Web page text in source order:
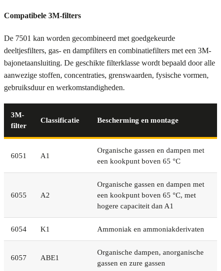
Compatibele 3M-filters
De 7501 kan worden gecombineerd met goedgekeurde
deeltjesfilters, gas- en dampfilters en combinatiefilters met een 3M-
bajonetaansluiting. De geschikte filterklasse wordt bepaald door alle
aanwezige stoffen, concentraties, grenswaarden, fysische vormen,
gebruiksduur en werkomstandigheden.
3M-
filter
Classificatie Bescherming en montage
6051 A1
Organische gassen en dampen met
een kookpunt boven 65 °C
6055 A2
Organische gassen en dampen met
een kookpunt boven 65 °C, met
hogere capaciteit dan A1
6054 K1 Ammoniak en ammoniakderivaten
6057 ABE1
Organische dampen, anorganische
gassen en zure gassen